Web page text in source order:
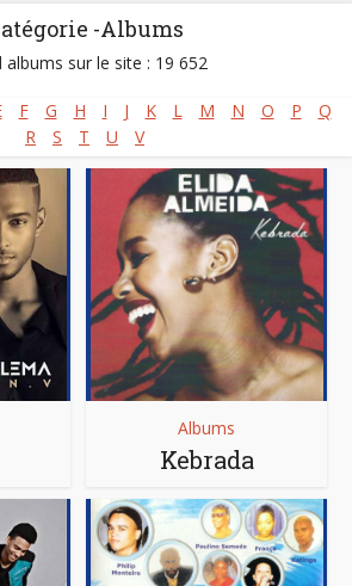
-Albums
albums sur le site : 19 652
F G H I J K L M N O P
Q
R
S T U V
Albums
Kebrada